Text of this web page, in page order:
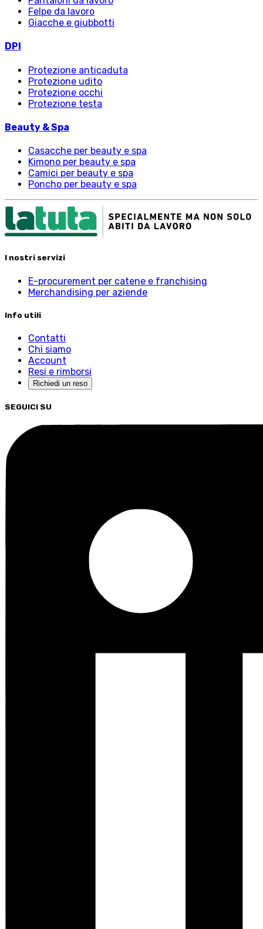
Felpe da lavoro
Giacche e giubbotti
DPI
Protezione anticaduta
Protezione udito
Protezione occhi
Protezione testa
Beauty & Spa
Casacche per beauty e spa
Kimono per beauty e spa
Camici per beauty e spa
Poncho per beauty e spa
I nostri servizi
E-procurement per catene e franchising
Merchandising per aziende
Info utili
Contatti
Chi siamo
Account
Resi e rimborsi
Richiedi un reso
SEGUICI SU